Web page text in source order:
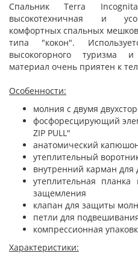
Спальник Terra
высокотехничная и
комфортных спальных
типа "кокон".
высокогорного туризма
материал очень приятен к
Особенности:
молния с двумя
фосфоресцирующий
ZIP PULL"
анатомический
утеплительный
внутренний карман для
утеплительная
защемления
клапан для защиты
петли для
компрессионная
Характеристики: